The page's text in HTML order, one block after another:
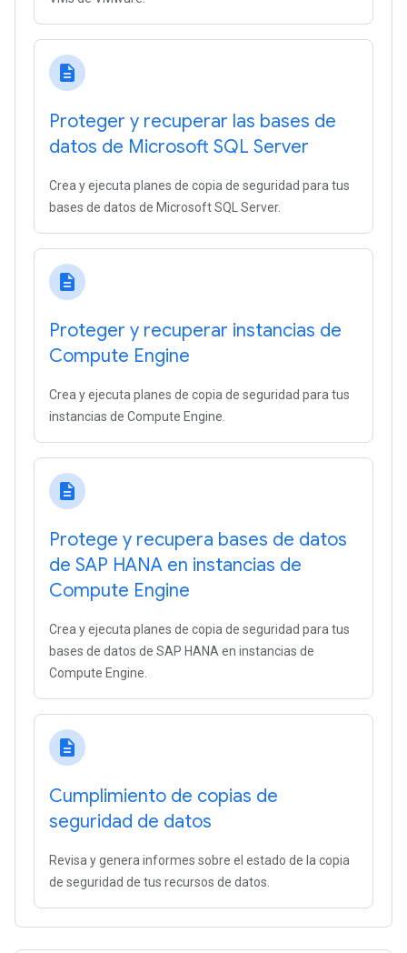
description
Proteger y recuperar las bases de
datos de Microsoft SQL Server
Crea y ejecuta planes de copia de seguridad para tus
bases de datos de Microsoft SQL Server.
description
Proteger y recuperar instancias de
Compute Engine
Crea y ejecuta planes de copia de seguridad para tus
instancias de Compute Engine.
description
Protege y recupera bases de datos
de SAP HANA en instancias de
Compute Engine
Crea y ejecuta planes de copia de seguridad para tus
bases de datos de SAP HANA en instancias de
Compute Engine.
description
Cumplimiento de copias de
seguridad de datos
Revisa y genera informes sobre el estado de la copia
de seguridad de tus recursos de datos.